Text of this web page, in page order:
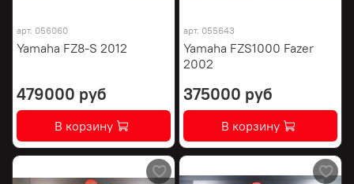
арт. 056060
Yamaha FZ8-S 2012
479000 руб
В корзину
арт. 055643
Yamaha FZS1000 Fazer
2002
375000 руб
В корзину